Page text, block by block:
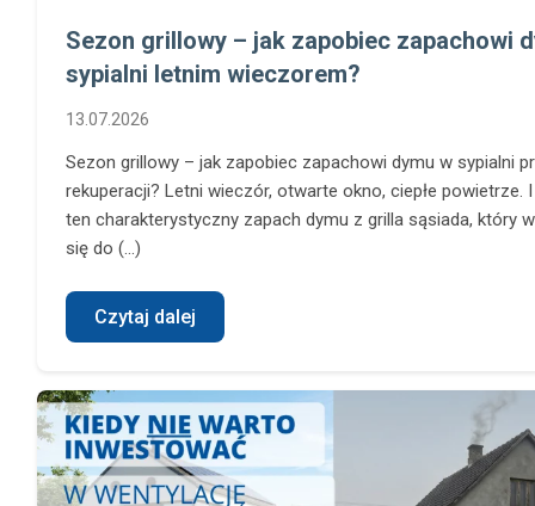
Sezon grillowy – jak zapobiec zapachowi
sypialni letnim wieczorem?
13.07.2026
Sezon grillowy – jak zapobiec zapachowi dymu w sypialni
rekuperacji? Letni wieczór, otwarte okno, ciepłe powietrze.
ten charakterystyczny zapach dymu z grilla sąsiada, który
się do (...)
Czytaj dalej